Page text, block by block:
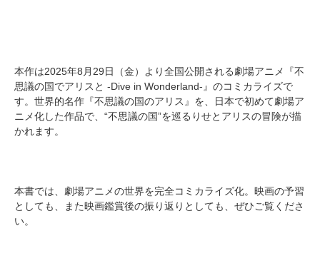
本作は2025年8月29日（金）より全国公開される劇場アニメ『不
思議の国でアリスと -Dive in Wonderland-』のコミカライズで
す。世界的名作『不思議の国のアリス』を、日本で初めて劇場ア
ニメ化した作品で、“不思議の国”を巡るりせとアリスの冒険が描
かれます。
本書では、劇場アニメの世界を完全コミカライズ化。映画の予習
としても、また映画鑑賞後の振り返りとしても、ぜひご覧くださ
い。